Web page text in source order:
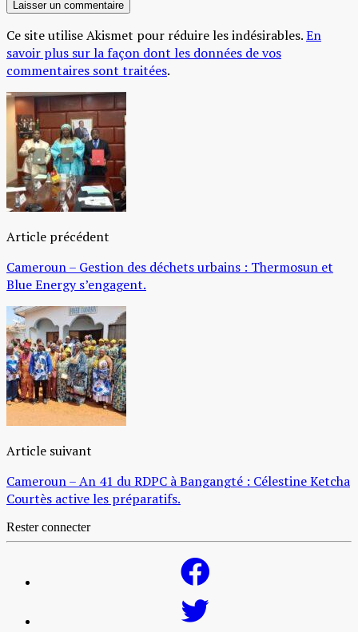
Ce site utilise Akismet pour réduire les indésirables.En
savoir plus sur la façon dont les données de vos
commentaires sont traitées.
Article précédent
Cameroun – Gestion des déchets urbains : Thermosun et
Blue Energy s’engagent.
Article suivant
Cameroun – An 41 du RDPC à Bangangté : Célestine Ketcha
Courtès active les préparatifs.
Rester connecter